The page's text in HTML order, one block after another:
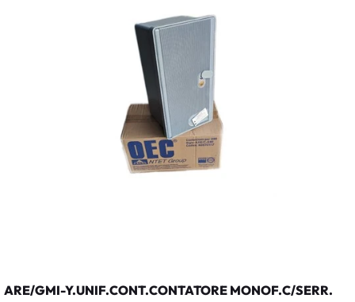
ARE/GMI-Y.UNIF.CONT.CONTATORE MONOF.C/SERR.